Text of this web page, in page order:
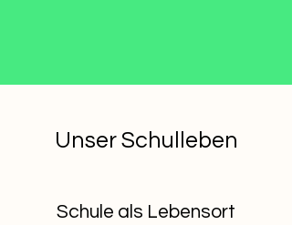
Unser Schulleben
Schule als Lebensort